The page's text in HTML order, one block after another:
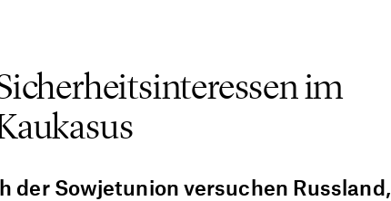
im
der Sowjetunion versuchen Russland,